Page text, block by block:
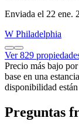
Enviada el 22 ene.
W Philadelphia
Ver 829
Precio más bajo
base en una
disponibilidad
Preguntas